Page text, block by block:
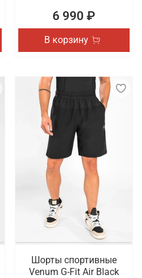
6 990 ₽
В корзину
Шорты спортивные
Venum G-Fit Air Black